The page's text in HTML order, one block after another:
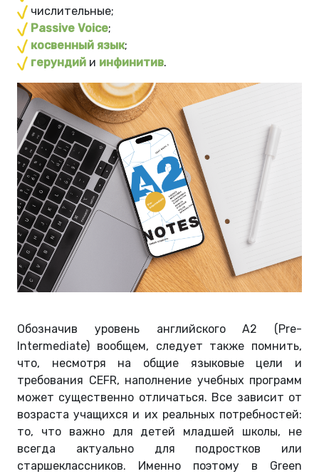
числительные;
Passive Voice;
косвенный язык;
герундий и инфинитив.
Обозначив уровень английского A2 (Pre-
Intermediate) вообщем, следует также помнить,
что, несмотря на общие языковые цели и
требования CEFR, наполнение учебных программ
может существенно отличаться. Все зависит от
возраста учащихся и их реальных потребностей:
то, что важно для детей младшей школы, не
всегда актуально для подростков или
старшеклассников. Именно поэтому в Green